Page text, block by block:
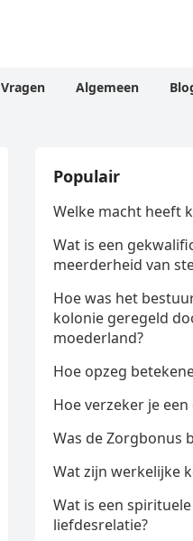
Vragen Algemeen
Populair
Welke macht heeft
Wat is een
meerderheid van
Hoe was het
kolonie geregeld
moederland?
Hoe opzeg
Hoe verzeker je een
Was de Zorgbonus
Wat zijn werkelijke
Wat is een spirituele
liefdesrelatie?